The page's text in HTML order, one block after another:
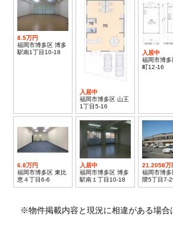
8.5万円
福岡市博多区 博多
駅南1丁目10-18
入居中
福岡市博多区 山王
1丁目5-16
入居中
福岡市博
町12-16
6.8万円
福岡市博多区 東比
恵４丁目6-6
入居中
福岡市博多区 博多
駅南１丁目10-18
21.2058万
福岡市博多
隈5丁目7-
※物件掲載内容と現況に相違がある場合